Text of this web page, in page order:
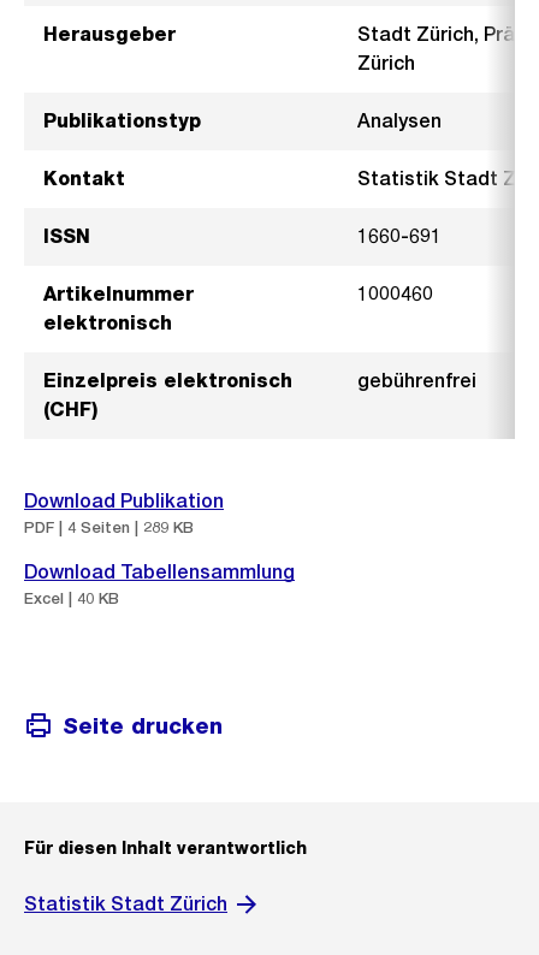
Herausgeber
Stadt Zürich,
Zürich
Publikationstyp Analysen
Kontakt Statistik Stadt
ISSN 1660-691
Artikelnummer
elektronisch
1000460
Einzelpreis elektronisch
(CHF)
gebührenfrei
Download Publikation
PDF | 4 Seiten | 289 KB
Download Tabellensammlung
Excel | 40 KB
Seite drucken
Für diesen Inhalt verantwortlich
Statistik Stadt Zürich